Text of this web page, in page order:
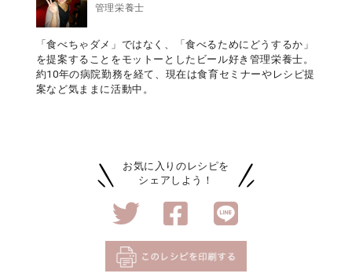
管理栄養士
「食べちゃダメ」ではなく、「食べるためにどうするか」
を提案することをモットーとしたビール好き管理栄養士。
約10年の病院勤務を経て、現在は食育セミナーやレシピ提
案など気ままに活動中。
お気に入りのレシピを
シェアしよう！